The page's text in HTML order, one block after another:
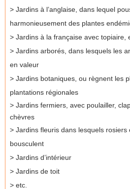
> Jardins à l’anglaise, dans lequel
harmonieusement des plantes
> Jardins à la française avec topiaire,
> Jardins arborés, dans lesquels les
en valeur
> Jardins botaniques, ou règnent les
plantations régionales
> Jardins fermiers, avec poulailler,
chèvres
> Jardins fleuris dans lesquels
bousculent
> Jardins d’intérieur
> Jardins de toit
> etc.